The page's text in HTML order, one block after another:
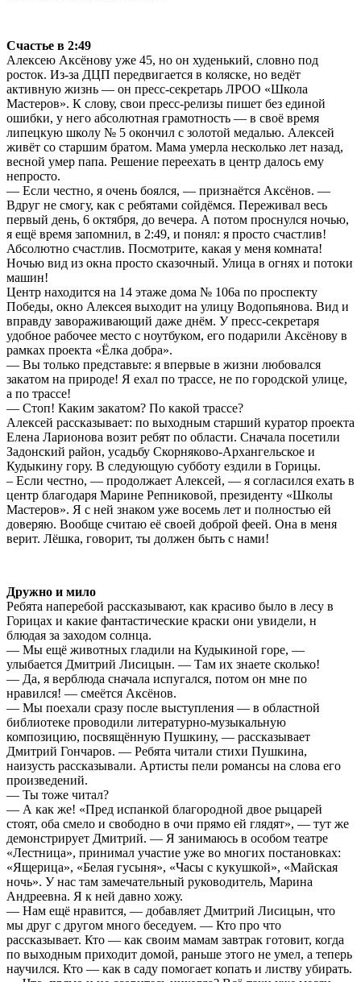
Счастье в 2:49
Алексею Аксёнову уже 45, но он худенький, словно под
росток. Из-за ДЦП передвигается в коляске, но ведёт
активную жизнь — он пресс-секретарь ЛРОО «Школа
Мастеров». К слову, свои пресс-релизы пишет без единой
ошибки, у него абсолютная грамотность — в своё время
липецкую школу № 5 окончил с золотой медалью. Алексей
живёт со старшим братом. Мама умерла несколько лет назад,
весной умер папа. Решение переехать в центр далось ему
непросто.
— Если честно, я очень боялся, — признаётся Аксёнов. —
Вдруг не смогу, как с ребятами сойдёмся. Переживал весь
первый день, 6 октября, до вечера. А потом проснулся ночью,
я ещё время запомнил, в 2:49, и понял: я просто счастлив!
Абсолютно счастлив. Посмотрите, какая у меня комната!
Ночью вид из окна просто сказочный. Улица в огнях и потоки
машин!
Центр находится на 14 этаже дома № 106а по проспекту
Победы, окно Алексея выходит на улицу Водопьянова. Вид и
вправду завораживающий даже днём. У пресс-секретаря
удобное рабочее место с ноутбуком, его подарили Аксёнову в
рамках проекта «Ёлка добра».
— Вы только представьте: я впервые в жизни любовался
закатом на природе! Я ехал по трассе, не по городской улице,
а по трассе!
— Стоп! Каким закатом? По какой трассе?
Алексей рассказывает: по выходным старший куратор проекта
Елена Ларионова возит ребят по области. Сначала посетили
Задонский район, усадьбу Скорняково-Архангельское и
Кудыкину гору. В следующую субботу ездили в Горицы.
– Если честно, — продолжает Алексей, — я согласился ехать в
центр благодаря Марине Репниковой, президенту «Школы
Мастеров». Я с ней знаком уже восемь лет и полностью ей
доверяю. Вообще считаю её своей доброй феей. Она в меня
верит. Лёшка, говорит, ты должен быть с нами!
Дружно и мило
Ребята наперебой рассказывают, как красиво было в лесу в
Горицах и какие фантастические краски они увидели, н
блюдая за заходом солнца.
— Мы ещё животных гладили на Кудыкиной горе, —
улыбается Дмитрий Лисицын. — Там их знаете сколько!
— Да, я верблюда сначала испугался, потом он мне по
нравился! — смеётся Аксёнов.
— Мы поехали сразу после выступления — в областной
библиотеке проводили литературно-музыкальную
композицию, посвящённую Пушкину, — рассказывает
Дмитрий Гончаров. — Ребята читали стихи Пушкина,
наизусть рассказывали. Артисты пели романсы на слова его
произведений.
— Ты тоже читал?
— А как же! «Пред испанкой благородной двое рыцарей
стоят, оба смело и свободно в очи прямо ей глядят», — тут же
демонстрирует Дмитрий. — Я занимаюсь в особом театре
«Лестница», принимал участие уже во многих постановках:
«Ящерица», «Белая гусыня», «Часы с кукушкой», «Майская
ночь». У нас там замечательный руководитель, Марина
Андреевна. Я к ней давно хожу.
— Нам ещё нравится, — добавляет Дмитрий Лисицын, что
мы друг с другом много беседуем. — Кто про что
рассказывает. Кто — как своим мамам завтрак готовит, когда
по выходным приходит домой, раньше этого не умел, а теперь
научился. Кто — как в саду помогает копать и листву убирать.